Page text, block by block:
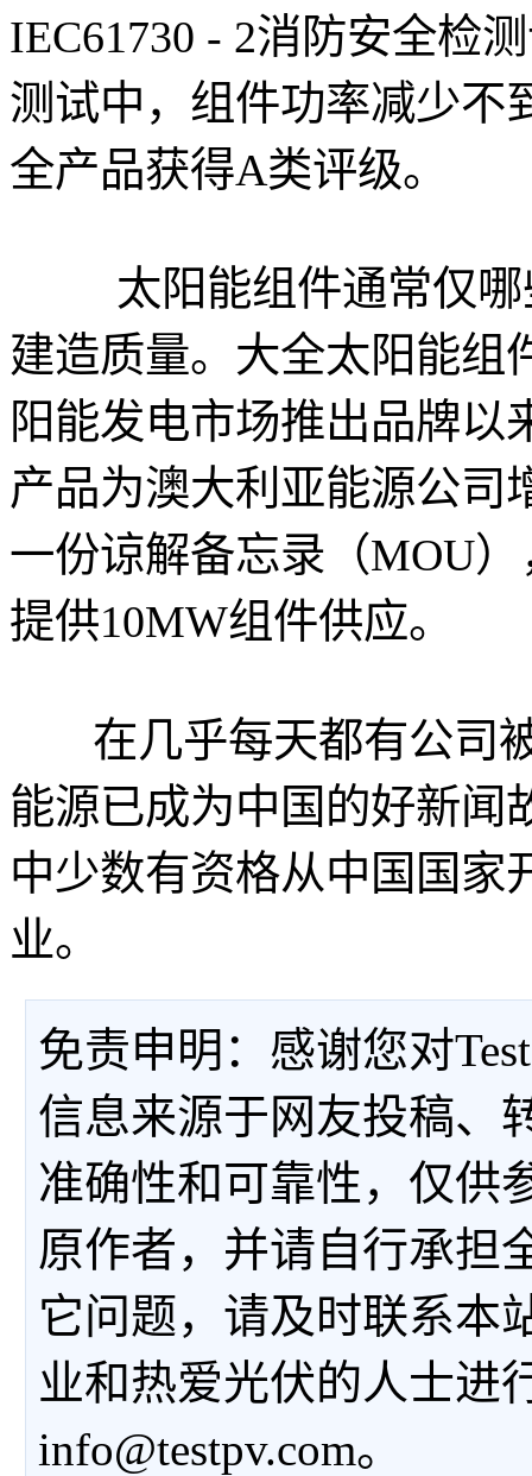
IEC61730 - 2消防安全检
测试中，组件功率减少不
全产品获得A类评级。
太阳能组件通常仅哪
建造质量。大全太阳能组
阳能发电市场推出品牌以
产品为澳大利亚能源公司
一份谅解备忘录（MOU
提供10MW组件供应。
在几乎每天都有公司被
能源已成为中国的好新闻
中少数有资格从中国国家
业。
免责申明：感谢您对
信息来源于网友投稿、
准确性和可靠性，仅供
原作者，并请自行承担
它问题，请及时联系本
业和热爱光伏的人士进
info@testpv.com。